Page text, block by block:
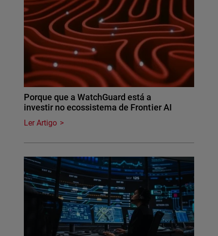
Porque que a WatchGuard está a
investir no ecossistema de Frontier AI
Ler Artigo